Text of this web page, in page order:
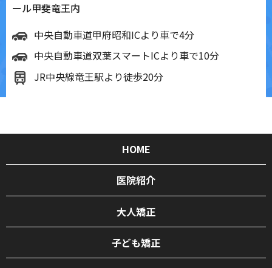
ール甲斐竜王内
中央自動車道甲府昭和ICより車で4分
中央自動車道双葉スマートICより車で10分
JR中央線竜王駅より徒歩20分
HOME
医院紹介
大人矯正
子ども矯正